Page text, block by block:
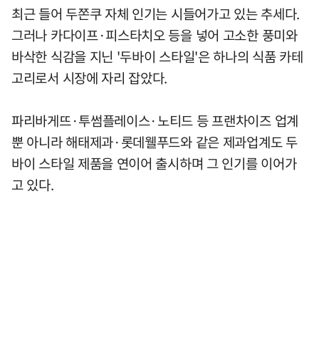
최근 들어 두쫀쿠 자체 인기는 시들어가고 있는 추세다.
그러나 카다이프·피스타치오 등을 넣어 고소한 풍미와
바삭한 식감을 지닌 '두바이 스타일'은 하나의 식품 카테
고리로서 시장에 자리 잡았다.
파리바게뜨·투썸플레이스·노티드 등 프랜차이즈 업계
뿐 아니라 해태제과·롯데웰푸드와 같은 제과업계도 두
바이 스타일 제품을 연이어 출시하며 그 인기를 이어가
고 있다.